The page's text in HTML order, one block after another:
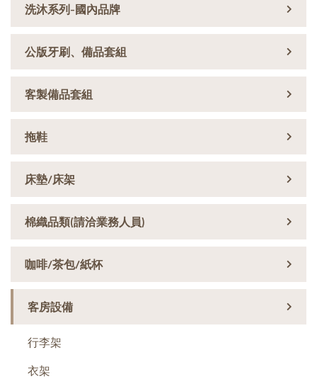
洗沐系列-國內品牌
公版牙刷、備品套組
客製備品套組
拖鞋
床墊/床架
棉織品類(請洽業務人員)
咖啡/茶包/紙杯
客房設備
行李架
衣架